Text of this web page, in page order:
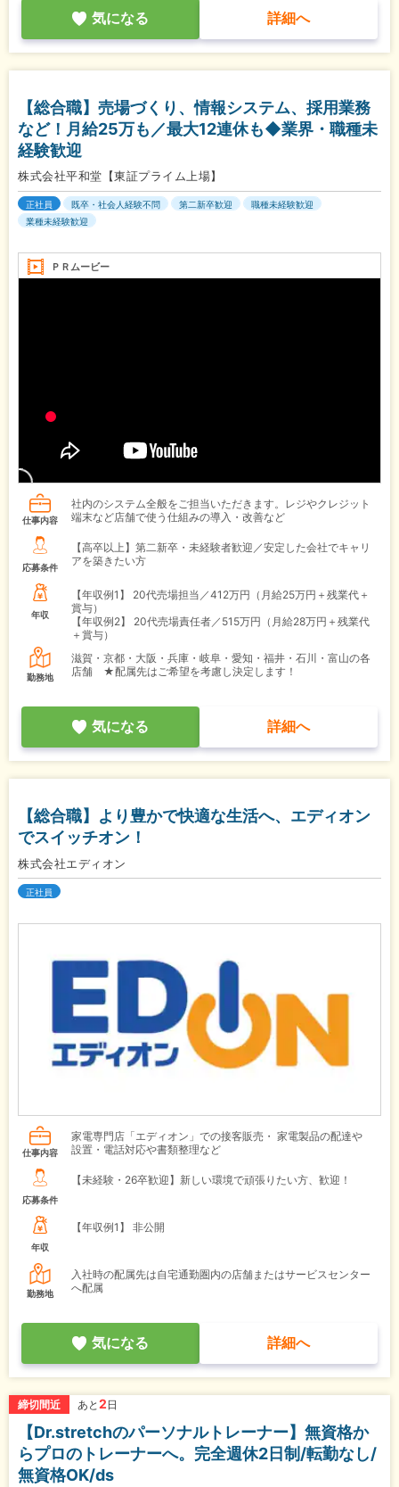
気になる 詳細へ
【総合職】売場づくり、情報システム、採用業務
など！月給25万も／最大12連休も◆業界・職種未
経験歓迎
株式会社平和堂【東証プライム上場】
正社員 既卒・社会人経験不問 第二新卒歓迎
職種未経験歓迎
業種未経験歓迎
ＰＲムービー
仕事内容
社内のシステム全般をご担当いただきます。レジやクレジット
端末など店舗で使う仕組みの導入・改善など
応募条件
【高卒以上】第二新卒・未経験者歓迎／安定した会社でキャリ
アを築きたい方
年収
【年収例1】
20代売場担当／412万円（月給25万円＋残業代＋
賞与）
【年収例2】
20代売場責任者／515万円（月給28万円＋残業代
＋賞与）
勤務地
滋賀・京都・大阪・兵庫・岐阜・愛知・福井・石川・富山の各
店舗 ★配属先はご希望を考慮し決定します！
気になる 詳細へ
【総合職】より豊かで快適な生活へ、エディオン
でスイッチオン！
株式会社エディオン
正社員
仕事内容
家電専門店「エディオン」での接客販売・ 家電製品の配達や
設置・電話対応や書類整理など
応募条件
【未経験・26卒歓迎】新しい環境で頑張りたい方、歓迎！
年収
【年収例1】 非公開
勤務地
入社時の配属先は自宅通勤圏内の店舗またはサービスセンター
へ配属
気になる 詳細へ
締切間近 あと 2 日
【Dr.stretchのパーソナルトレーナー】無資格か
らプロのトレーナーへ。完全週休2日制/転勤なし/
無資格OK/ds